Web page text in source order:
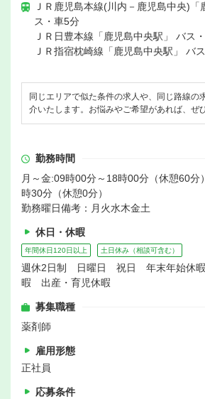
ＪＲ鹿児島本線(川内－鹿児島中央)「
ス・車5分
ＪＲ日豊本線「鹿児島中央駅」 バス
ＪＲ指宿枕崎線「鹿児島中央駅」 バ
同じエリアで似た条件の求人や、同じ路線の
介いたします。お悩みやご希望があれば、ぜ
勤務時間
月～金:09時00分～18時00分（休憩60分
時30分（休憩0分）
勤務曜日備考：月火水木金土
休日・休暇
年間休日120日以上 土日休み（相談可含む）
週休2日制 日曜日 祝日 年末年始休
暇 出産・育児休暇
募集職種
薬剤師
雇用形態
正社員
応募条件